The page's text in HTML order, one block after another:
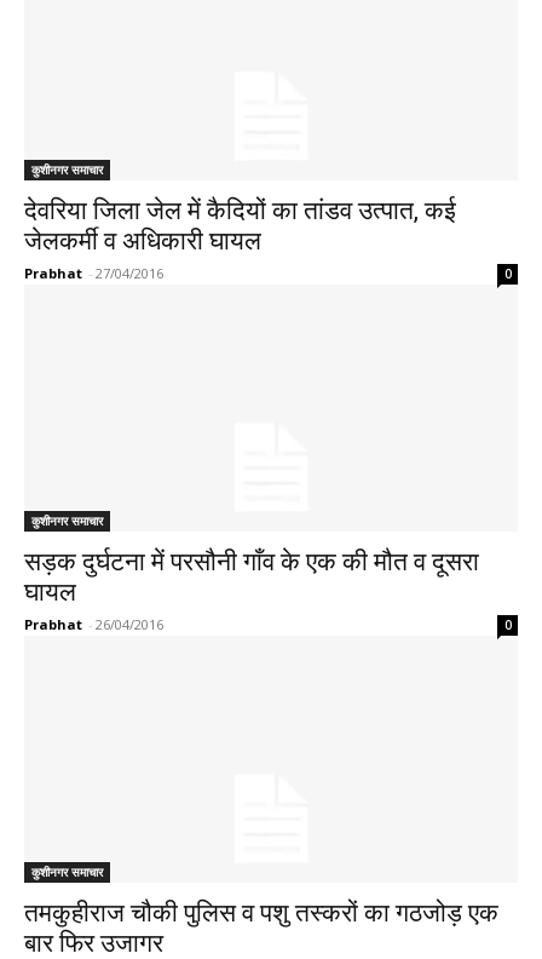
कुशीनगर समाचार
देवरिया जिला जेल में कैदियों का तांडव उत्पात, कई
जेलकर्मी व अधिकारी घायल
Prabhat - 27/04/2016 0
कुशीनगर समाचार
सड़क दुर्घटना में परसौनी गाँव के एक की मौत व दूसरा
घायल
Prabhat - 26/04/2016 0
कुशीनगर समाचार
तमकुहीराज चौकी पुलिस व पशु तस्करों का गठजोड़ एक
बार फिर उजागर